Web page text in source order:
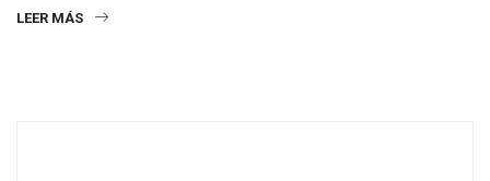
LEER MÁS